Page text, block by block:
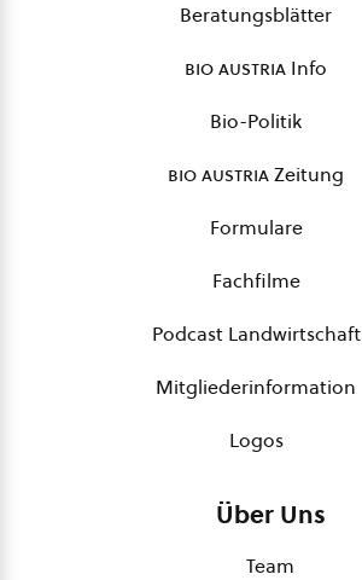
Beratungsblätter
bio austria Info
Bio-Politik
bio austriaZeitung
Formulare
Fachfilme
Podcast Landwirtschaft
Mitgliederinformation
Logos
Über Uns
Team